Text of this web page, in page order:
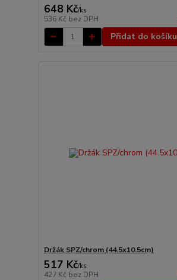
648 Kč/ks
536 Kč bez DPH
Přidat do košíku
Držák SPZ/chrom (44.5x10.5cm)
517 Kč/ks
427 Kč bez DPH